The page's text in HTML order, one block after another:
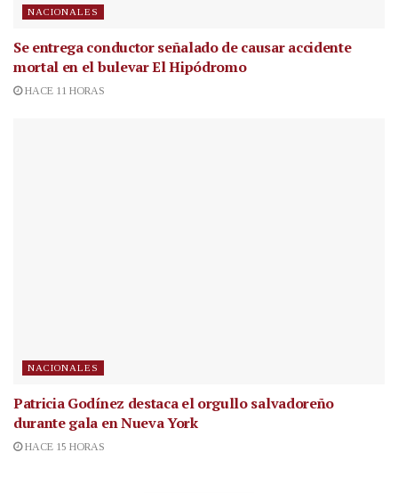
NACIONALES
Se entrega conductor señalado de causar accidente
mortal en el bulevar El Hipódromo
HACE 11 HORAS
NACIONALES
Patricia Godínez destaca el orgullo salvadoreño
durante gala en Nueva York
HACE 15 HORAS